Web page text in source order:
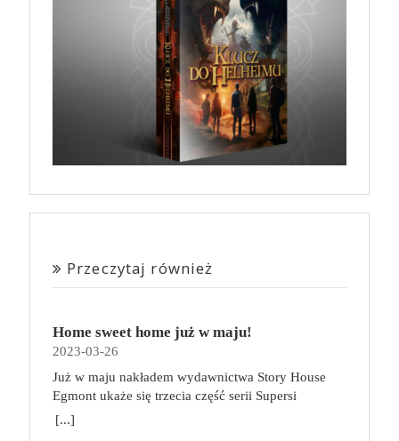
Przeczytaj również
Home sweet home już w maju!
2023-03-26
Już w maju nakładem wydawnictwa Story House
Egmont ukaże się trzecia część serii Supersi
scenarzysty Frederic Maupome. Ten tom nosi tytuł
[...]